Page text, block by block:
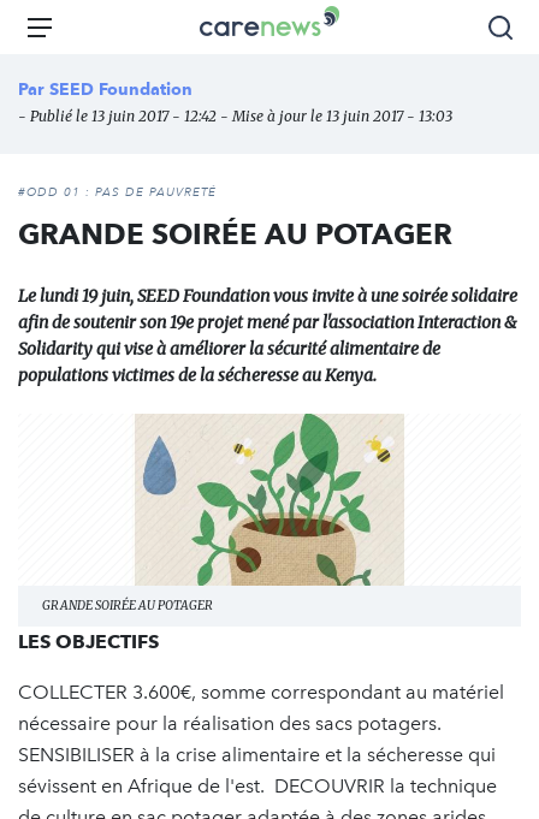
Aller
principal
Carenews,
des
l'engagement
Menu
Par SEED Foundation
- Publié le 13 juin 2017 - 12:42 - Mise à jour le 13 juin 2017 - 13:03
#ODD 01 : PAS DE PAUVRETÉ
GRANDE SOIRÉE AU POTAGER
Le lundi 19 juin, SEED Foundation vous invite à une soirée solidaire
afin de soutenir son 19e projet mené par l'association Interaction &
Solidarity qui vise à améliorer la sécurité alimentaire de
populations victimes de la sécheresse au Kenya.
GRANDE SOIRÉE AU POTAGER
LES OBJECTIFS
COLLECTER 3.600€, somme correspondant au matériel
nécessaire pour la réalisation des sacs potagers.
SENSIBILISER à la crise alimentaire et la sécheresse qui
sévissent en Afrique de l'est. DECOUVRIR la technique